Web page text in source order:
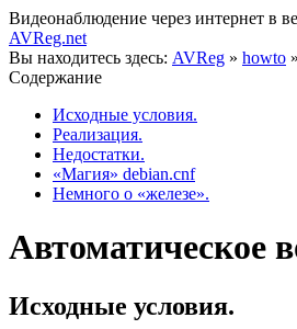
Видеонаблюдение через интернет в
AVReg.net
Вы находитесь здесь: AVReg » howto »
Содержание
Исходные условия.
Реализация.
Недостатки.
«Магия» debian.cnf
Немного о «железе».
Автоматическое
Исходные условия.